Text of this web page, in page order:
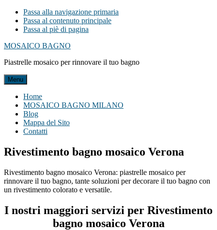
Passa alla navigazione primaria
Passa al contenuto principale
Passa al piè di pagina
MOSAICO BAGNO
Piastrelle mosaico per rinnovare il tuo bagno
Menu
Home
MOSAICO BAGNO MILANO
Blog
Mappa del Sito
Contatti
Rivestimento bagno mosaico Verona
Rivestimento bagno mosaico Verona: piastrelle mosaico per
rinnovare il tuo bagno, tante soluzioni per decorare il tuo bagno con
un rivestimento colorato e versatile.
I nostri maggiori servizi per Rivestimento
bagno mosaico Verona